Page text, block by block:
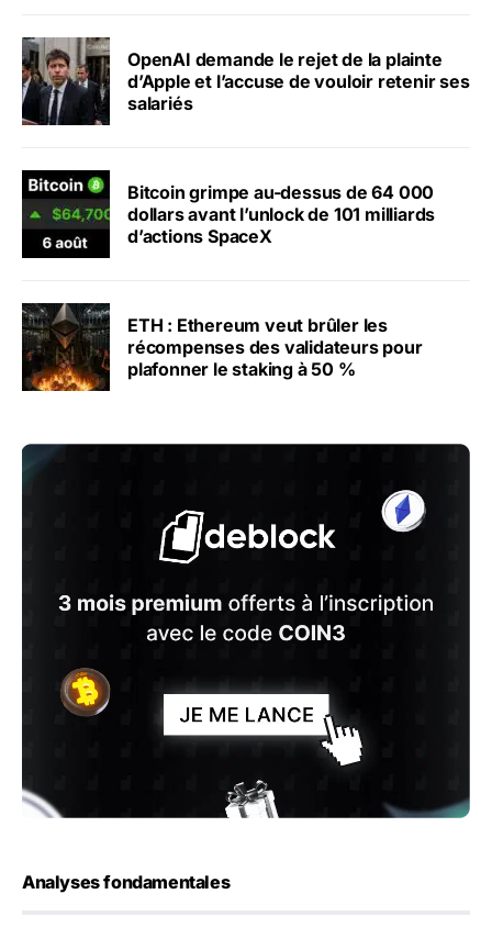
OpenAI demande le rejet de la plainte
d’Apple et l’accuse de vouloir retenir ses
salariés
Bitcoin grimpe au-dessus de 64 000
dollars avant l’unlock de 101 milliards
d’actions SpaceX
ETH : Ethereum veut brûler les
récompenses des validateurs pour
plafonner le staking à 50 %
Analyses fondamentales